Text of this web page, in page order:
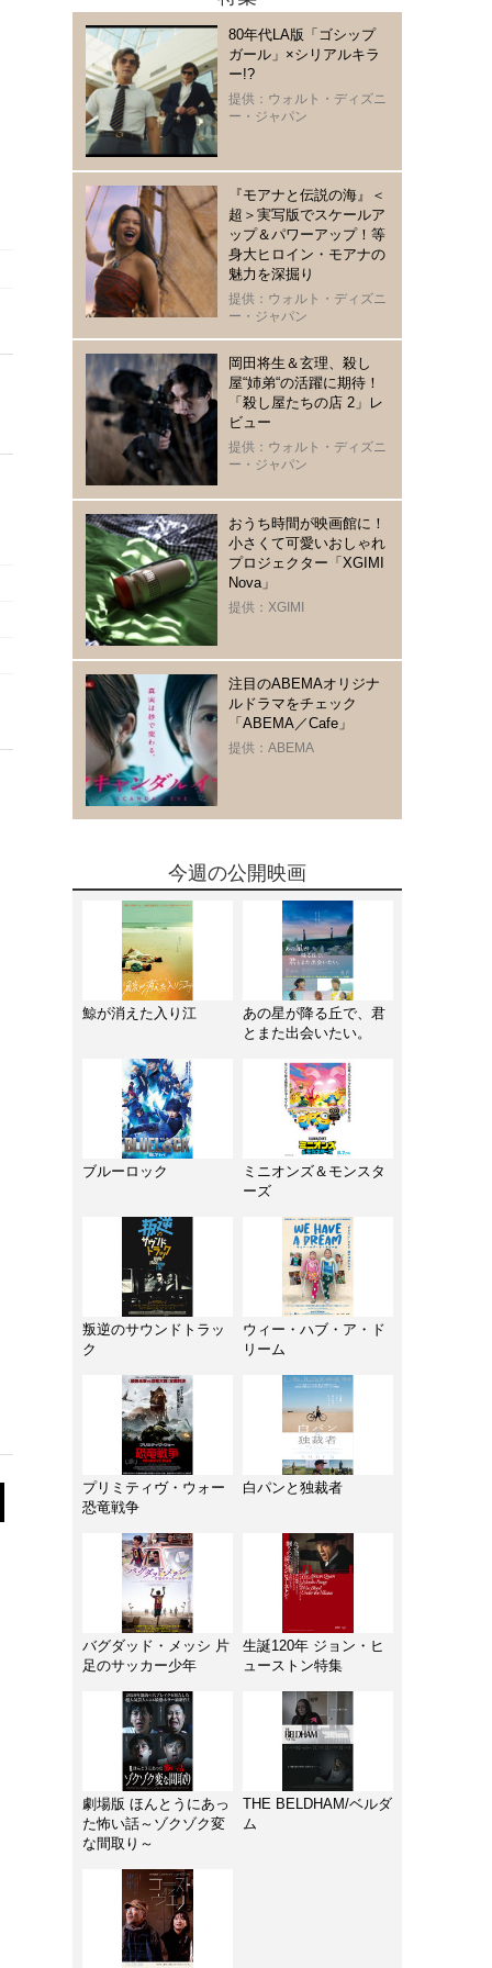
80年代LA版「ゴシップ
ガール」×シリアルキラ
ー!?
提供：ウォルト・ディズニ
ー・ジャパン
『モアナと伝説の海』＜
超＞実写版でスケールア
ップ＆パワーアップ！等
身大ヒロイン・モアナの
魅力を深掘り
提供：ウォルト・ディズニ
ー・ジャパン
岡田将生＆玄理、殺し
屋“姉弟“の活躍に期待！
「殺し屋たちの店 2」レ
ビュー
提供：ウォルト・ディズニ
ー・ジャパン
おうち時間が映画館に！
小さくて可愛いおしゃれ
プロジェクター「XGIMI
Nova」
提供：XGIMI
注目のABEMAオリジナ
ルドラマをチェック
「ABEMA／Cafe」
提供：ABEMA
今週の公開映画
鯨が消えた入り江
あの星が降る丘で、君
とまた出会いたい。
ブルーロック
ミニオンズ＆モンスタ
ーズ
叛逆のサウンドトラッ
ク
ウィー・ハブ・ア・ド
リーム
プリミティヴ・ウォー
恐竜戦争
白パンと独裁者
バグダッド・メッシ 片
足のサッカー少年
生誕120年 ジョン・ヒ
ューストン特集
劇場版 ほんとうにあっ
た怖い話～ゾクゾク変
な間取り～
THE BELDHAM/ベルダ
ム